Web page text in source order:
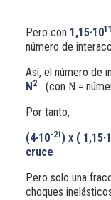
Pero con 1,15·1011
número de
Así, el número de
N2
(con N =
Por tanto,
(4·10-21 ) x (
cruce
Pero solo una
choques